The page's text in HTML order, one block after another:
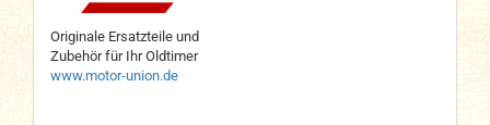
Originale Ersatzteile und
Zubehör für Ihr Oldtimer
www.motor-union.de